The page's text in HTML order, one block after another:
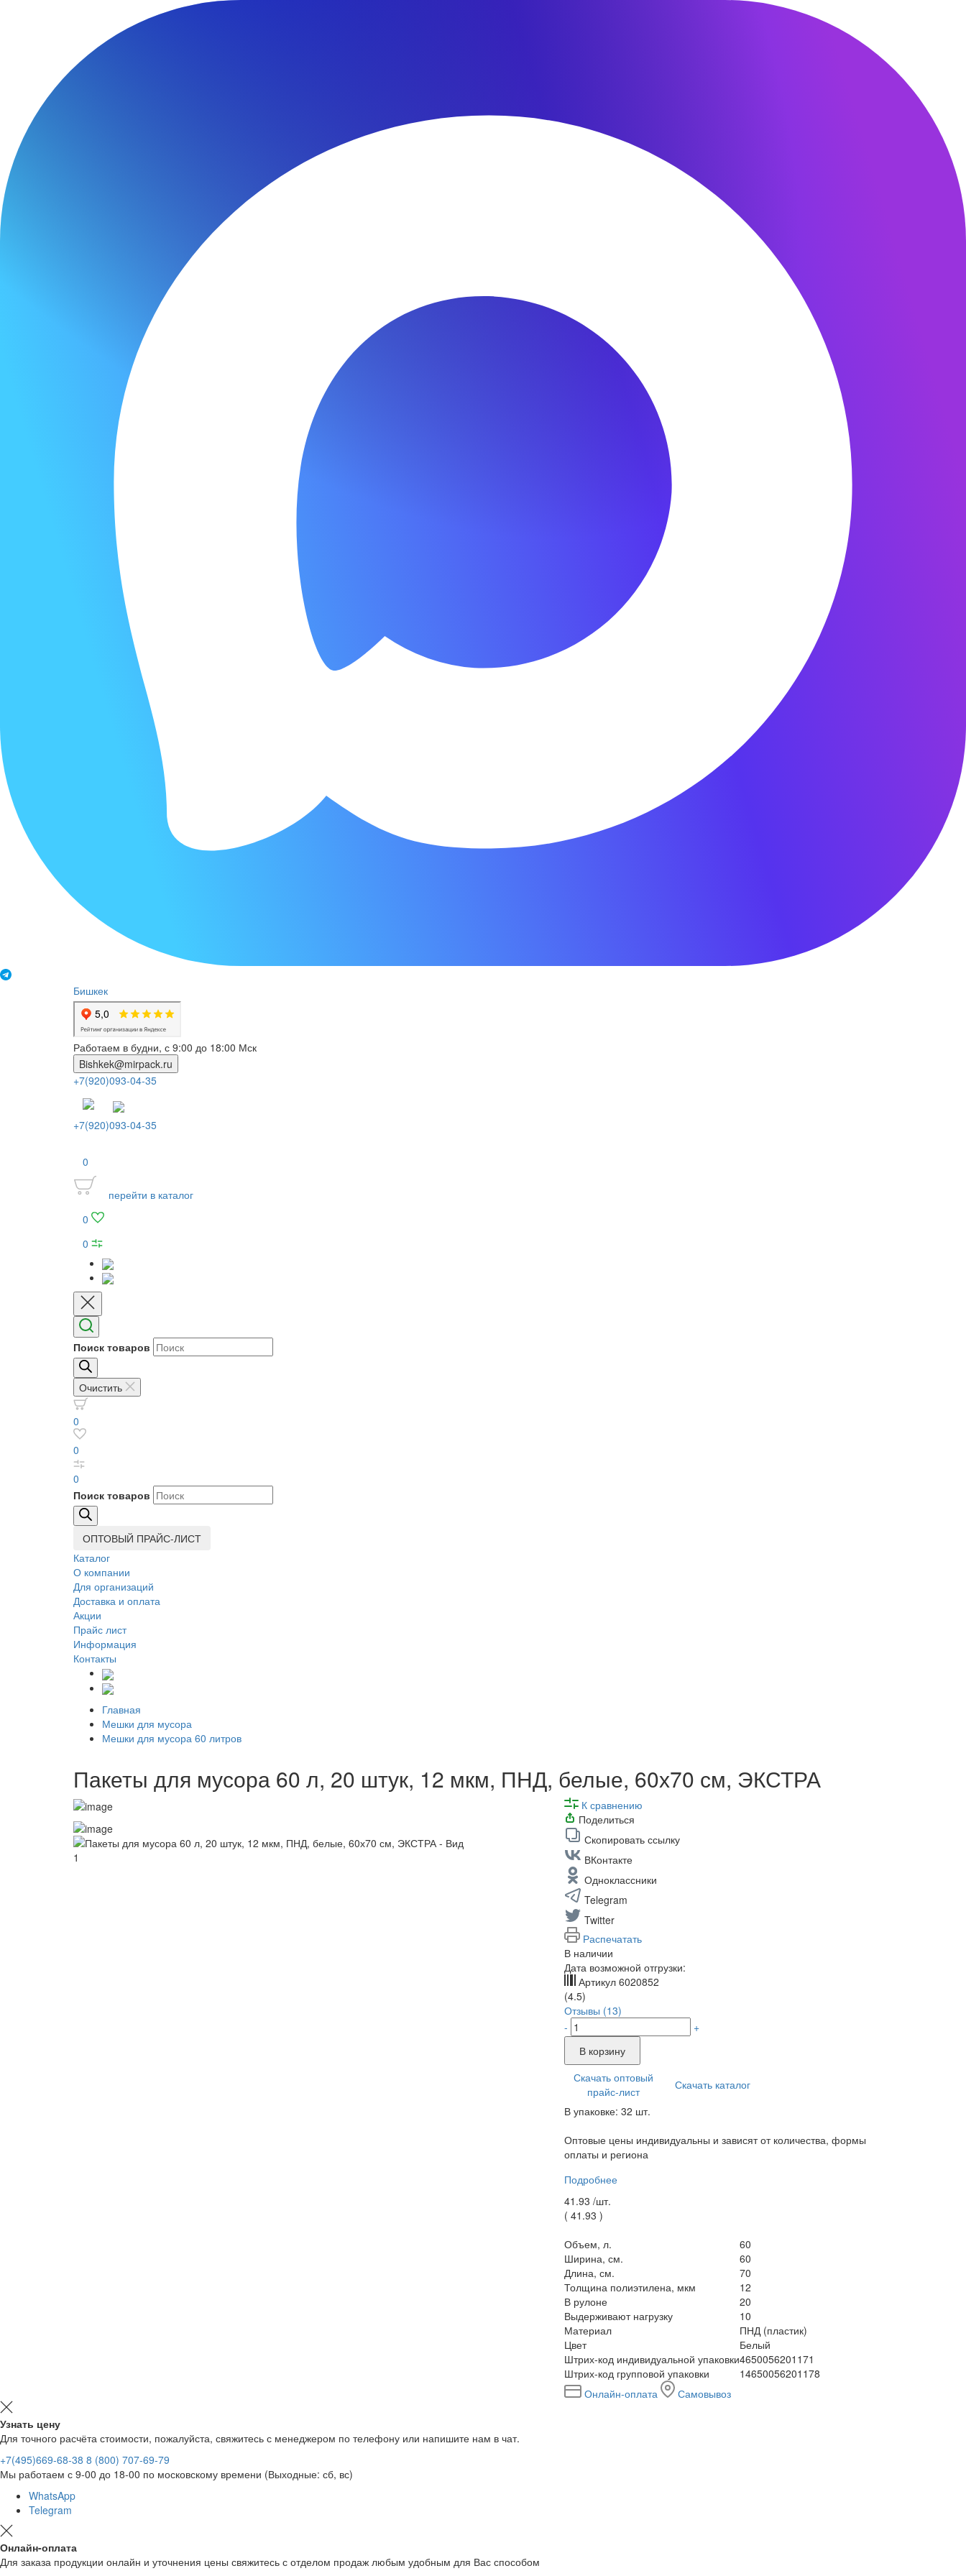
Бишкек
Работаем в будни, с 9:00 до 18:00 Мск
Bishkek@mirpack.ru
+7(920)093-04-35
+7(920)093-04-35
0
перейти в каталог
0
0
Поиск товаров
Очистить
0
0
0
Поиск товаров
ОПТОВЫЙ ПРАЙС-ЛИСТ
Каталог
О компании
Для организаций
Доставка и оплата
Акции
Прайс лист
Информация
Контакты
Главная
Мешки для мусора
Мешки для мусора 60 литров
Пакеты для мусора 60 л, 20 штук, 12 мкм, ПНД, белые, 60х70 см, ЭКСТРА
К сравнению
Поделиться
Скопировать ссылку
ВКонтакте
Одноклассники
Telegram
Twitter
Распечатать
В наличии
Дата возможной отгрузки:
Артикул 6020852
(4.5)
Отзывы (13)
-
+
В корзину
Скачать оптовый
прайс-лист
Скачать каталог
В упаковке: 32 шт.
Оптовые цены индивидуальны и зависят от количества, формы
оплаты и региона
Подробнее
41.93 /шт.
( 41.93 )
Объем, л.
60
Ширина, см.
60
Длина, см.
70
Толщина полиэтилена, мкм
12
В рулоне
20
Выдерживают нагрузку
10
Материал
ПНД (пластик)
Цвет
Белый
Штрих-код индивидуальной упаковки4650056201171
Штрих-код групповой упаковки
14650056201178
Онлайн-оплата
Самовывоз
Узнать цену
Для точного расчёта стоимости, пожалуйста, свяжитесь с менеджером по телефону или напишите нам в чат.
+7(495)669-68-38 8 (800) 707-69-79
Мы работаем с 9-00 до 18-00 по московскому времени (Выходные: сб, вс)
WhatsApp
Telegram
Онлайн-оплата
Для заказа продукции онлайн и уточнения цены свяжитесь с отделом продаж любым удобным для Вас способом